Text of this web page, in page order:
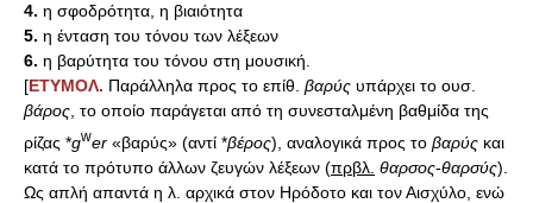
4. η σφοδρότητα, η βιαιότητα
5. η ένταση του τόνου των λέξεων
6. η βαρύτητα του τόνου στη μουσική.
[ΕΤΥΜΟΛ. Παράλληλα προς το επίθ. βαρύς υπάρχει το ουσ.
βάρος , το οποίο παράγεται από τη συνεσταλμένη βαθμίδα της
ρίζας *gwer «βαρύς» (αντί *βέρος), αναλογικά προς το βαρύς και
κατά το πρότυπο άλλων ζευγών λέξεων (πρβλ. θαρσος-θαρσύς).
Ως απλή απαντά η λ. αρχικά στον Ηρόδοτο και τον Αισχύλο, ενώ